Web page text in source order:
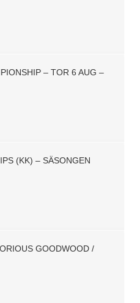
– TOR 6 AUG –
(KK) – SÄSONGEN
GOODWOOD /